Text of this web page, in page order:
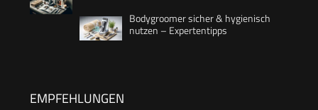
Bodygroomer sicher & hygienisch
nutzen – Expertentipps
EMPFEHLUNGEN